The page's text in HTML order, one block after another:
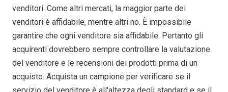
venditori. Come altri mercati, la maggior parte dei
venditori è affidabile, mentre altri no. È impossibile
garantire che ogni venditore sia affidabile. Pertanto gli
acquirenti dovrebbero sempre controllare la valutazione
del venditore e le recensioni dei prodotti prima di un
acquisto. Acquista un campione per verificare se il
servizio del venditore è all'altezza degli standard e se il